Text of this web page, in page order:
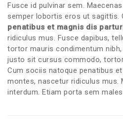
Fusce id pulvinar sem.
semper lobortis eros ut sagittis.
penatibus et magnis dis
ridiculus mus. Fusce dapibus,
tortor mauris condimentum
justo sit cursus commodo,
Cum sociis natoque penatibus
montes, nascetur ridiculus mus.
interdum. Etiam porta sem